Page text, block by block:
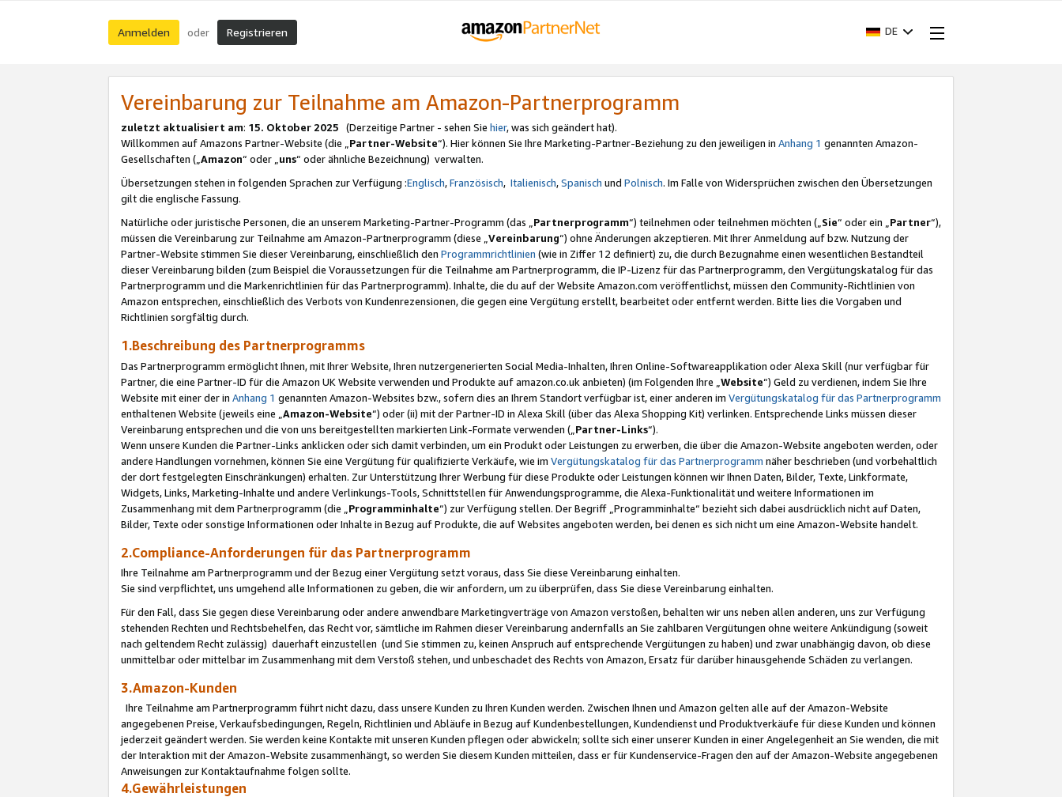
Anmelden oder Registrieren DE
Vereinbarung zur Teilnahme am Amazon-Partnerprogramm
zuletzt aktualisiert am: 15. Oktober 2025 (Derzeitige Partner - sehen Sie hier, was sich geändert hat).
Willkommen auf Amazons Partner-Website (die „Partner-Website“). Hier können Sie Ihre Marketing-Partner-Beziehung zu den jeweiligen in Anhang 1 genannten Amazon-
Gesellschaften („Amazon“ oder „uns“ oder ähnliche Bezeichnung) verwalten.
Übersetzungen stehen in folgenden Sprachen zur Verfügung :Englisch,Französisch, Italienisch,Spanisch und Polnisch. Im Falle von Widersprüchen zwischen den Übersetzungen
gilt die englische Fassung.
Natürliche oder juristische Personen, die an unserem Marketing-Partner-Programm (das „Partnerprogramm“) teilnehmen oder teilnehmen möchten („Sie“ oder ein „Partner“),
müssen die Vereinbarung zur Teilnahme am Amazon-Partnerprogramm (diese „Vereinbarung“) ohne Änderungen akzeptieren. Mit Ihrer Anmeldung auf bzw. Nutzung der
Partner-Website stimmen Sie dieser Vereinbarung, einschließlich den Programmrichtlinien (wie in Ziffer 12 definiert) zu, die durch Bezugnahme einen wesentlichen Bestandteil
dieser Vereinbarung bilden (zum Beispiel die Voraussetzungen für die Teilnahme am Partnerprogramm, die IP-Lizenz für das Partnerprogramm, den Vergütungskatalog für das
Partnerprogramm und die Markenrichtlinien für das Partnerprogramm). Inhalte, die du auf der Website Amazon.com veröffentlichst, müssen den Community-Richtlinien von
Amazon entsprechen, einschließlich des Verbots von Kundenrezensionen, die gegen eine Vergütung erstellt, bearbeitet oder entfernt werden. Bitte lies die Vorgaben und
Richtlinien sorgfältig durch.
1.Beschreibung des Partnerprogramms
Das Partnerprogramm ermöglicht Ihnen, mit Ihrer Website, Ihren nutzergenerierten Social Media-Inhalten, Ihren Online-Softwareapplikation oder Alexa Skill (nur verfügbar für
Partner, die eine Partner-ID für die Amazon UK Website verwenden und Produkte auf amazon.co.uk anbieten) (im Folgenden Ihre „ Website“) Geld zu verdienen, indem Sie Ihre
Website mit einer der in Anhang 1 genannten Amazon-Websites bzw., sofern dies an Ihrem Standort verfügbar ist, einer anderen im Vergütungskatalog für das Partnerprogramm
enthaltenen Website (jeweils eine „ Amazon-Website“) oder (ii) mit der Partner-ID in Alexa Skill (über das Alexa Shopping Kit) verlinken. Entsprechende Links müssen dieser
Vereinbarung entsprechen und die von uns bereitgestellten markierten Link-Formate verwenden („ Partner-Links“).
Wenn unsere Kunden die Partner-Links anklicken oder sich damit verbinden, um ein Produkt oder Leistungen zu erwerben, die über die Amazon-Website angeboten werden, oder
andere Handlungen vornehmen, können Sie eine Vergütung für qualifizierte Verkäufe, wie im Vergütungskatalog für das Partnerprogramm näher beschrieben (und vorbehaltlich
der dort festgelegten Einschränkungen) erhalten. Zur Unterstützung Ihrer Werbung für diese Produkte oder Leistungen können wir Ihnen Daten, Bilder, Texte, Linkformate,
Widgets, Links, Marketing-Inhalte und andere Verlinkungs-Tools, Schnittstellen für Anwendungsprogramme, die Alexa-Funktionalität und weitere Informationen im
Zusammenhang mit dem Partnerprogramm (die „ Programminhalte“) zur Verfügung stellen. Der Begriff „Programminhalte“ bezieht sich dabei ausdrücklich nicht auf Daten,
Bilder, Texte oder sonstige Informationen oder Inhalte in Bezug auf Produkte, die auf Websites angeboten werden, bei denen es sich nicht um eine Amazon-Website handelt.
2.Compliance-Anforderungen für das Partnerprogramm
Ihre Teilnahme am Partnerprogramm und der Bezug einer Vergütung setzt voraus, dass Sie diese Vereinbarung einhalten.
Sie sind verpflichtet, uns umgehend alle Informationen zu geben, die wir anfordern, um zu überprüfen, dass Sie diese Vereinbarung einhalten.
Für den Fall, dass Sie gegen diese Vereinbarung oder andere anwendbare Marketingverträge von Amazon verstoßen, behalten wir uns neben allen anderen, uns zur Verfügung
stehenden Rechten und Rechtsbehelfen, das Recht vor, sämtliche im Rahmen dieser Vereinbarung andernfalls an Sie zahlbaren Vergütungen ohne weitere Ankündigung (soweit
nach geltendem Recht zulässig) dauerhaft einzustellen (und Sie stimmen zu, keinen Anspruch auf entsprechende Vergütungen zu haben) und zwar unabhängig davon, ob diese
unmittelbar oder mittelbar im Zusammenhang mit dem Verstoß stehen, und unbeschadet des Rechts von Amazon, Ersatz für darüber hinausgehende Schäden zu verlangen.
3.Amazon-Kunden
Ihre Teilnahme am Partnerprogramm führt nicht dazu, dass unsere Kunden zu Ihren Kunden werden. Zwischen Ihnen und Amazon gelten alle auf der Amazon-Website
angegebenen Preise, Verkaufsbedingungen, Regeln, Richtlinien und Abläufe in Bezug auf Kundenbestellungen, Kundendienst und Produktverkäufe für diese Kunden und können
jederzeit geändert werden. Sie werden keine Kontakte mit unseren Kunden pflegen oder abwickeln; sollte sich einer unserer Kunden in einer Angelegenheit an Sie wenden, die mit
der Interaktion mit der Amazon-Website zusammenhängt, so werden Sie diesem Kunden mitteilen, dass er für Kundenservice-Fragen den auf der Amazon-Website angegebenen
Anweisungen zur Kontaktaufnahme folgen sollte.
4.Gewährleistungen